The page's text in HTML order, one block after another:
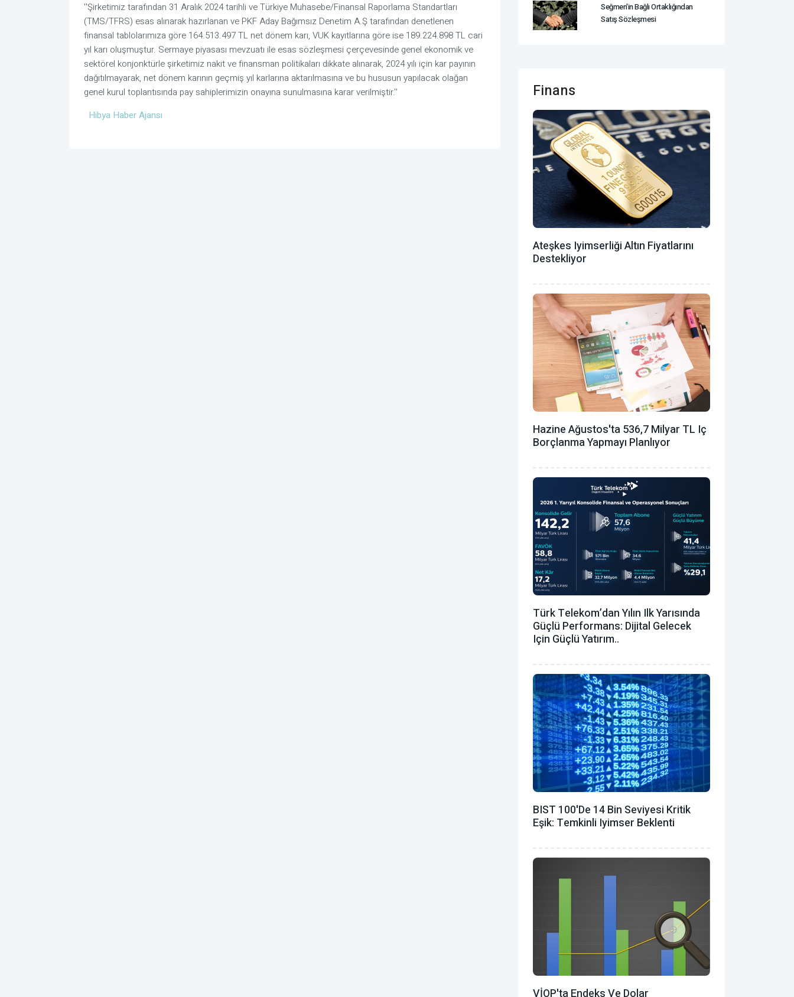
''Şirketimiz tarafından 31 Aralık 2024 tarihli ve Türkiye Muhasebe/Finansal Raporlama Standartları
(TMS/TFRS) esas alınarak hazırlanan ve PKF Aday Bağımsız Denetim A.Ş tarafından denetlenen
finansal tablolarımıza göre 164.513.497 TL net dönem karı, VUK kayıtlarına göre ise 189.224.898 TL cari
yıl karı oluşmuştur. Sermaye piyasası mevzuatı ile esas sözleşmesi çerçevesinde genel ekonomik ve
sektörel konjonktürle şirketimiz nakit ve finansman politikaları dikkate alınarak, 2024 yılı için kar payının
dağıtılmayarak, net dönem karının geçmiş yıl karlarına aktarılmasına ve bu hususun yapılacak olağan
genel kurul toplantısında pay sahiplerimizin onayına sunulmasına karar verilmiştir.''
Hibya Haber Ajansı
Seğmen'in Bağlı Ortaklığından
Satış Sözleşmesi
Finans
Ateşkes Iyimserliği Altın Fiyatlarını
Destekliyor
Hazine Ağustos'ta 536,7 Milyar TL Iç
Borçlanma Yapmayı Planlıyor
Türk Telekom’dan Yılın Ilk Yarısında
Güçlü Performans: Dijital Gelecek
Için Güçlü Yatırım..
BIST 100'de 14 Bin Seviyesi Kritik
Eşik: Temkinli Iyimser Beklenti
VİOP'ta Endeks Ve Dolar